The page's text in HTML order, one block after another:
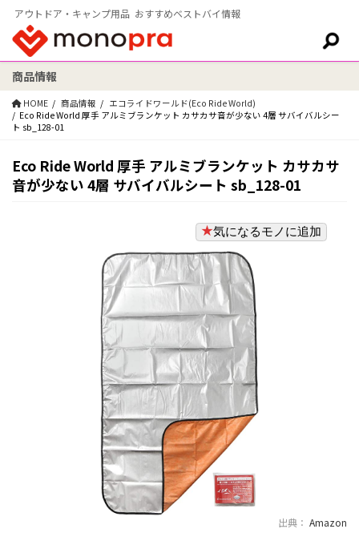
アウトドア・キャンプ用品 おすすめベストバイ情報
検索:
商品情報
HOME 商品情報
エコライドワールド(Eco Ride World)
Eco Ride World 厚手 アルミブランケット カサカサ音が少ない 4層 サバイバルシー
ト sb_128-01
Eco Ride World 厚手 アルミブランケット カサカサ
音が少ない 4層 サバイバルシート sb_128-01
気になるモノに追加
出典： Amazon